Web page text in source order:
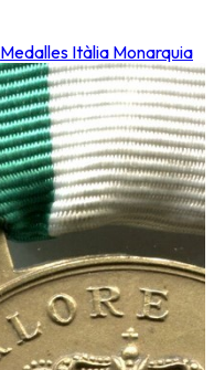
Medalles Itàlia Monarquia